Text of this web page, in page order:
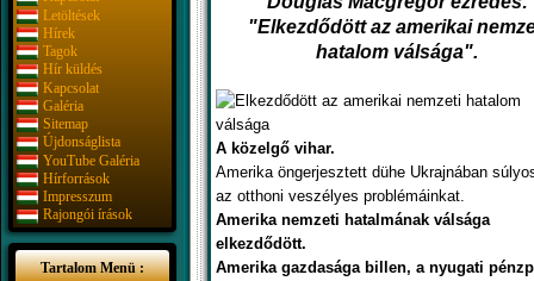
Letöltések
Hírek
Tagok
Hír küldés
Kapcsolat
Galéria
Sitemap
Újdonságlista
YouTube Galéria
Hírforrások
Impresszum
Rajongói írások
Tartalom Menü :
"Elkezdődött az amerikai
hatalom válsága".
A közelgő vihar.
Amerika öngerjesztett dühe Ukrajnában
az otthoni veszélyes problémáinkat.
Amerika nemzeti hatalmának válsága
elkezdődött.
Amerika gazdasága billen, a nyugati